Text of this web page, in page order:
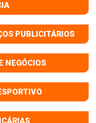
PUBLICITÁRIOS
NEGÓCIOS